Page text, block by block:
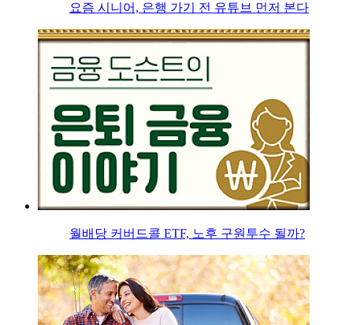
요즘 시니어, 은행 가기 전 유튜브 먼저 본다
월배당 커버드콜 ETF, 노후 구원투수 될까?